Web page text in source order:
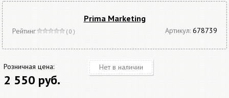
Prima Marketing
Рейтинг ( 0 ) Артикул: 678739
Розничная цена:
2 550 руб.
Нет в наличии